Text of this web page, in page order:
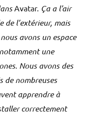
Avatar. Ça a l’air
l’extérieur, mais
avons un espace
une
Nous avons des
de nombreuses
apprendre à
correctement